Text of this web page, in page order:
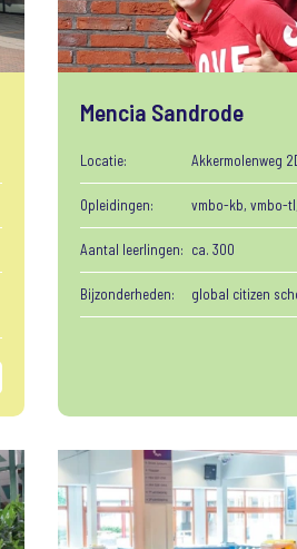
Mencia Sandrode
Locatie: Akkermolenweg
Opleidingen: vmbo-kb, vmbo-
Aantal leerlingen: ca. 300
Bijzonderheden: global citizen